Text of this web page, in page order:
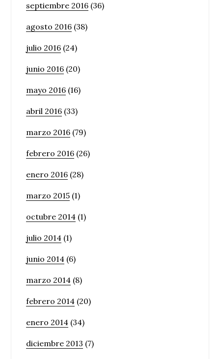
septiembre 2016 (36)
agosto 2016 (38)
julio 2016 (24)
junio 2016 (20)
mayo 2016 (16)
abril 2016 (33)
marzo 2016 (79)
febrero 2016 (26)
enero 2016 (28)
marzo 2015 (1)
octubre 2014 (1)
julio 2014 (1)
junio 2014 (6)
marzo 2014 (8)
febrero 2014 (20)
enero 2014 (34)
diciembre 2013 (7)